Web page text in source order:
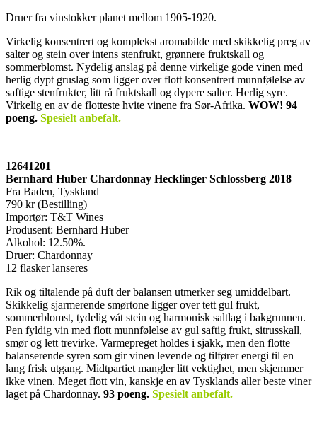
Druer fra vinstokker planet mellom 1905-1920.
Virkelig konsentrert og komplekst aromabilde med skikkelig preg av
salter og stein over intens stenfrukt, grønnere fruktskall og
sommerblomst. Nydelig anslag på denne virkelige gode vinen med
herlig dypt gruslag som ligger over flott konsentrert munnfølelse av
saftige stenfrukter, litt rå fruktskall og dypere salter. Herlig syre.
Virkelig en av de flotteste hvite vinene fra Sør-Afrika. WOW! 94
poeng. Spesielt anbefalt.
12641201
Bernhard Huber Chardonnay Hecklinger Schlossberg 2018
Fra Baden, Tyskland
790 kr (Bestilling)
Importør: T&T Wines
Produsent: Bernhard Huber
Alkohol: 12.50%.
Druer: Chardonnay
12 flasker lanseres
Rik og tiltalende på duft der balansen utmerker seg umiddelbart.
Skikkelig sjarmerende smørtone ligger over tett gul frukt,
sommerblomst, tydelig våt stein og harmonisk saltlag i bakgrunnen.
Pen fyldig vin med flott munnfølelse av gul saftig frukt, sitrusskall,
smør og lett trevirke. Varmepreget holdes i sjakk, men den flotte
balanserende syren som gir vinen levende og tilfører energi til en
lang frisk utgang. Midtpartiet mangler litt vektighet, men skjemmer
ikke vinen. Meget flott vin, kanskje en av Tysklands aller beste viner
laget på Chardonnay. 93 poeng. Spesielt anbefalt.